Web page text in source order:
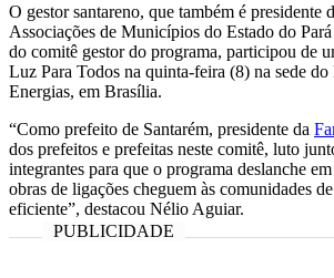
O gestor santareno, que também é presidente
Associações de Municípios do Estado do
do comitê gestor do programa, participou de
Luz Para Todos na quinta-feira (8) na sede
Energias, em Brasília.
“Como prefeito de Santarém, presidente da
dos prefeitos e prefeitas neste comitê, luto
integrantes para que o programa deslanche
obras de ligações cheguem às comunidades
eficiente”, destacou Nélio Aguiar.